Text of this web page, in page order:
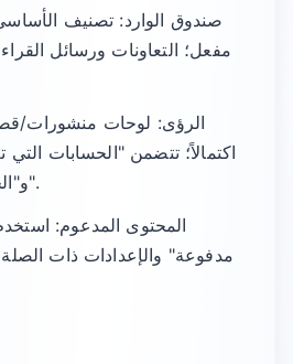
صندوق الوارد: تصنيف
مفعل؛ التعاونات ورسائل
الرؤى: لوحات منشورات/
اكتمالاً؛ تتضمن "الحسابات التي
و"الجمهور المتفاعل".
المحتوى المدعوم:
مدفوعة" والإعدادات ذات